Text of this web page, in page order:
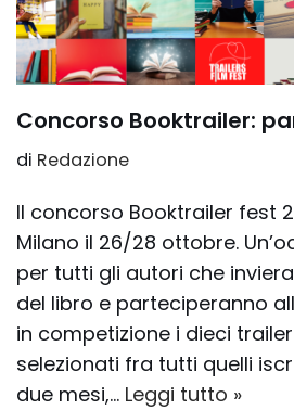
Concorso Booktrailer:
di Redazione
Il concorso Booktrailer fest
Milano il 26/28 ottobre.
per tutti gli autori che
del libro e parteciperanno
in competizione i dieci
selezionati fra tutti quelli
due mesi,… Leggi tutto »